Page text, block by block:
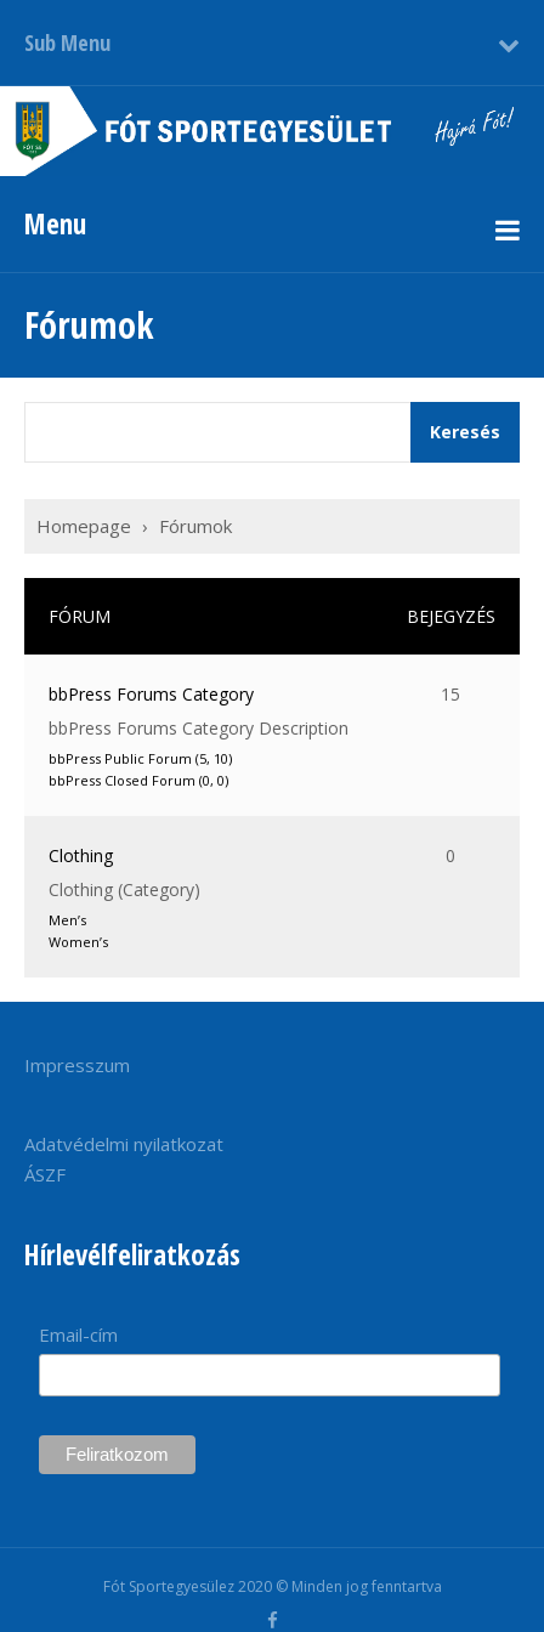
Sub Menu
Menu
Fórumok
Homepage › Fórumok
FÓRUM BEJEGYZÉS
bbPress Forums Category
bbPress Forums Category Description
bbPress Public Forum (5, 10)
bbPress Closed Forum (0, 0)
15
Clothing
Clothing (Category)
Men’s
Women’s
0
Impresszum
Adatvédelmi nyilatkozat
ÁSZF
Hírlevélfeliratkozás
Email-cím
Fót Sportegyesülez 2020 © Minden jog fenntartva